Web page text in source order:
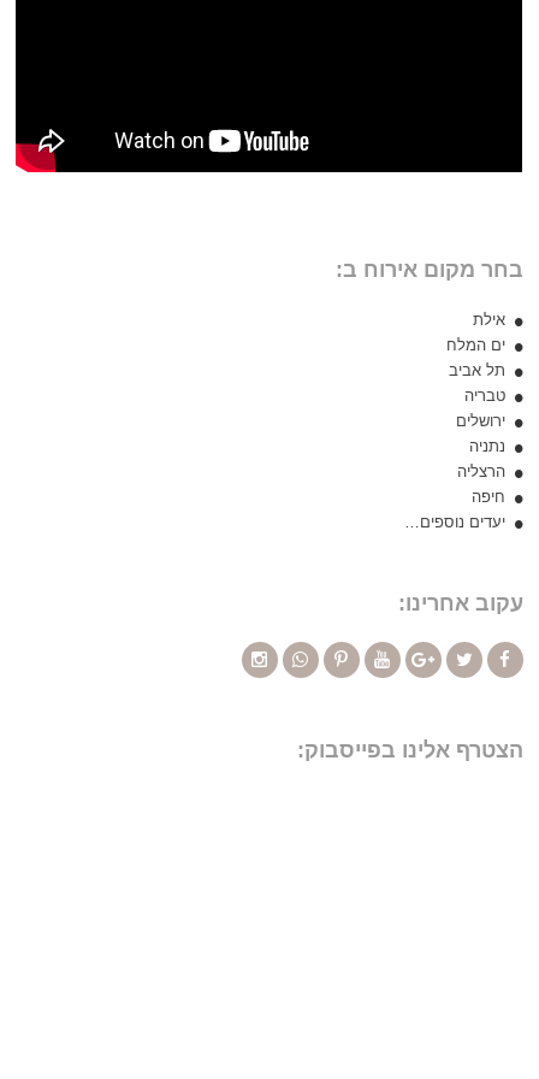
בחר מקום אירוח ב:
אילת
ים המלח
תל אביב
טבריה
ירושלים
נתניה
הרצליה
חיפה
יעדים נוספים…
עקוב אחרינו:
הצטרף אלינו בפייסבוק: